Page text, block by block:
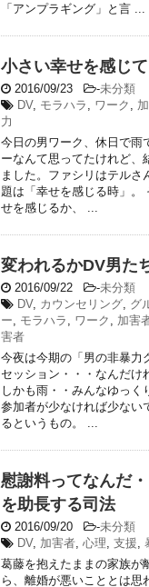
「アンプラギング」と言 ...
小さい幸せを感じて
2016/09/23 -未分類
DV, モラハラ , ワーク ,
力
今日の男ワーク、休日で雨
ーなんて思ってたけれど、
ました。ファシリはテルさ
題は「幸せを感じる時」。
せを感じるか、 ...
変われるかDV男た
2016/09/22 -未分類
DV, カウンセリング, グ
ー, モラハラ , ワーク , 加害
害者
今夜は今期の「男の非暴力
セッション・・・なんだけ
しかも雨・・みんなゆっく
参加者が少なければ少ない
るというもの。 ...
慰謝料ってなんだ
を助長する司法
2016/09/20 -未分類
DV, 加害者, 心理, 支援,
葛藤を抱えたままの家族が
ら、離婚が悪いこととは思